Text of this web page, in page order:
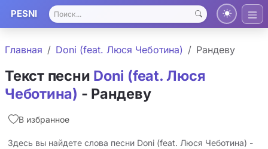
PESNI
Главная Doni (feat. Люся Чеботина) Рандеву
Текст песни Doni (feat. Люся
Чеботина) - Рандеву
В избранное
Здесь вы найдете слова песни Doni (feat. Люся Чеботина) -